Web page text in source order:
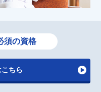
須の資格
ちら